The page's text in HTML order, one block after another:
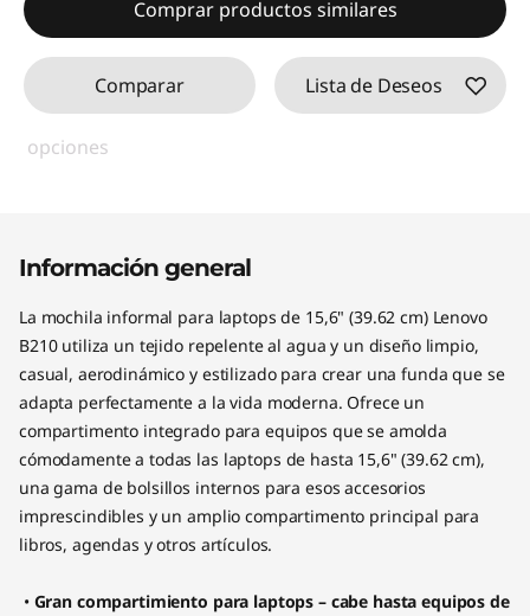
1
5
6
B
Comprar productos similares
Comparar Lista de Deseos
opciones
Información general
La mochila informal para laptops de 15,6" (39.62 cm) Lenovo
B210 utiliza un tejido repelente al agua y un diseño limpio,
casual, aerodinámico y estilizado para crear una funda que se
adapta perfectamente a la vida moderna. Ofrece un
compartimento integrado para equipos que se amolda
cómodamente a todas las laptops de hasta 15,6" (39.62 cm),
una gama de bolsillos internos para esos accesorios
imprescindibles y un amplio compartimento principal para
libros, agendas y otros artículos.
• Gran compartimiento para laptops – cabe hasta equipos de